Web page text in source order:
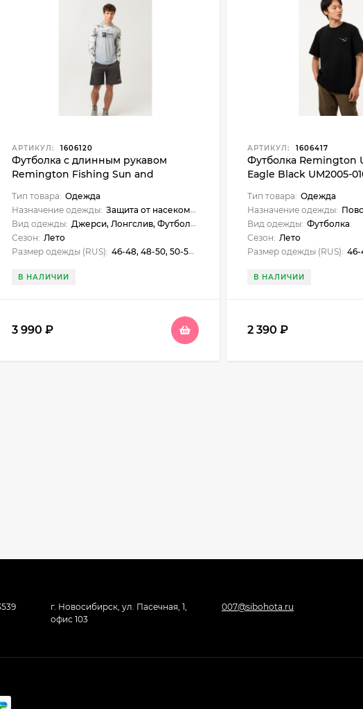
АРТИКУЛ: 1606120
Футболка с длинным рукавом
Remington Fishing Sun and
111
Тип товара: Одежда
Назначение одежды: Защита от насекомых, Защита от солнца, Для рыбалки
Вид одежды: Джерси, Лонгслив, Футболка с длинным рукавом
Сезон: Лето
Размер одежды (RUS): 46-48, 48-50, 50-52, 52-54, 54-56
В НАЛИЧИИ
3 990₽
АРТИКУЛ: 1606417
Футболка Remington
Eagle Black UM2005-
Тип товара: Одежда
Назначение одежды:
Вид одежды: Футболка
Сезон: Лето
Размер одежды (RUS): 46-
В НАЛИЧИИ
2 390 ₽
г. Новосибирск, ул. Пасечная, 1,
офис 103
007@sibohota.ru